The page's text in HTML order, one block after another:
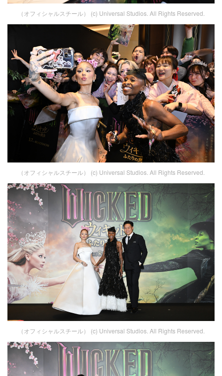
（オフィシャルスチール） (c) Universal Studios. All Rights Reserved.
（オフィシャルスチール） (c) Universal Studios. All Rights Reserved.
（オフィシャルスチール） (c) Universal Studios. All Rights Reserved.